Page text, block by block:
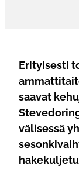
Erityisesti
saavat
välisessä